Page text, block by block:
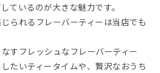
ているのが大きな魅力です。
られるフレーバーティーは当店でも
すフレッシュなフレーバーティー
たいティータイムや、贅沢なおうち